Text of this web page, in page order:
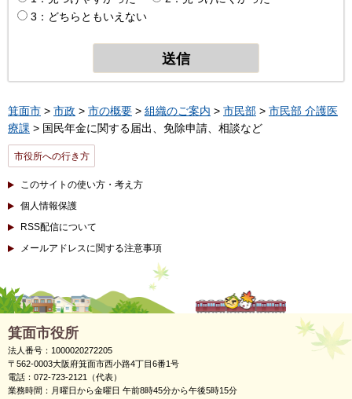
3：どちらともいえない
箕面市 > 市政 > 市の概要 > 組織のご案内 > 市民部 > 市民部 介護医
療課 > 国民年金に関する届出、免除申請、相談など
市役所への行き方
このサイトの使い方・考え方
個人情報保護
RSS配信について
メールアドレスに関する注意事項
箕面市役所
法人番号：1000020272205
〒562-0003大阪府箕面市西小路4丁目6番1号
電話：072-723-2121（代表）
業務時間：月曜日から金曜日 午前8時45分から午後5時15分